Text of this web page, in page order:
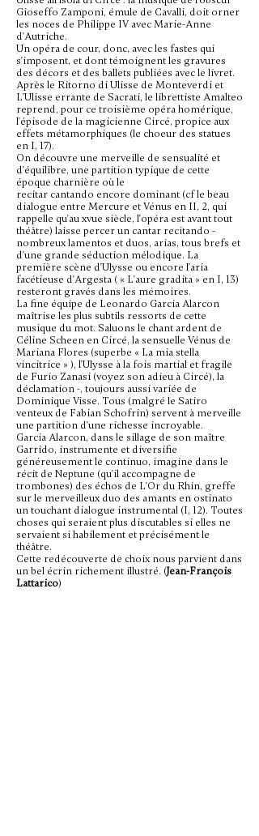
Gioseffo Zamponi, émule de Cavalli, doit orner
les noces de Philippe IV avec Marie-Anne
d'Autriche.
Un opéra de cour, donc, avec les fastes qui
s'imposent, et dont témoignent les gravures
des décors et des ballets publiées avec le livret.
Après le Ritorno di Ulisse de Monteverdi et
L'Ulisse errante de Sacrati, le librettiste Amalteo
reprend, pour ce troisième opéra homérique,
l'épisode de la magicienne Circé, propice aux
effets métamorphiques (le choeur des statues
en I, 17).
On découvre une merveille de sensualité et
d'équilibre, une partition typique de cette
époque charnière où le
recitar cantando encore dominant (cf le beau
dialogue entre Mercure et Vénus en II, 2, qui
rappelle qu'au xvue siècle, l'opéra est avant tout
théâtre) laisse percer un cantar recitando -
nombreux lamentos et duos, arias, tous brefs et
d'une grande séduction mélodique. La
première scène d'Ulysse ou encore l'aria
facétieuse d'Argesta ( « L'aure gradita » en I, 13)
resteront gravés dans les mémoires.
La fine équipe de Leonardo Garcia Alarcon
maîtrise les plus subtils ressorts de cette
musique du mot. Saluons le chant ardent de
Céline Scheen en Circé, la sensuelle Vénus de
Mariana Flores (superbe « La mia stella
vincitrice » ), l'Ulysse à la fois martial et fragile
de Furio Zanasi (voyez son adieu à Circé), la
déclamation -, toujours aussi variée de
Dominique Visse. Tous (malgré le Satiro
venteux de Fabian Schofrin) servent à merveille
une partition d'une richesse incroyable.
Garcia Alarcon, dans le sillage de son maître
Garrido, instrumente et diversifie
généreusement le continuo, imagine dans le
récit de Neptune (qu'il accompagne de
trombones) des échos de L'Or du Rhin, greffe
sur le merveilleux duo des amants en ostinato
un touchant dialogue instrumental (I, 12). Toutes
choses qui seraient plus discutables si elles ne
servaient si habilement et précisément le
théâtre.
Cette redécouverte de choix nous parvient dans
un bel écrin richement illustré. (Jean-François
Lattarico)